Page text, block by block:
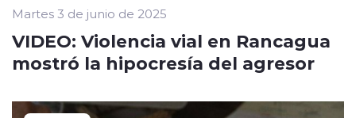
Martes 3 de junio de 2025
VIDEO: Violencia vial en Rancagua
mostró la hipocresía del agresor